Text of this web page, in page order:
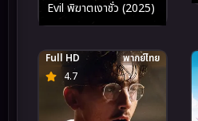
Evil พิฆาตเงาชั่ว (2025)
4.7
Full HD พากย์ไทย